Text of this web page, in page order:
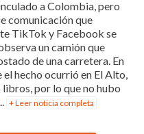
a Colombia, pero
comunicación que
TikTok y Facebook se
un camión que
de una carretera. En
el hecho ocurrió en El Alto,
por lo que no hubo
+ Leer noticia completa